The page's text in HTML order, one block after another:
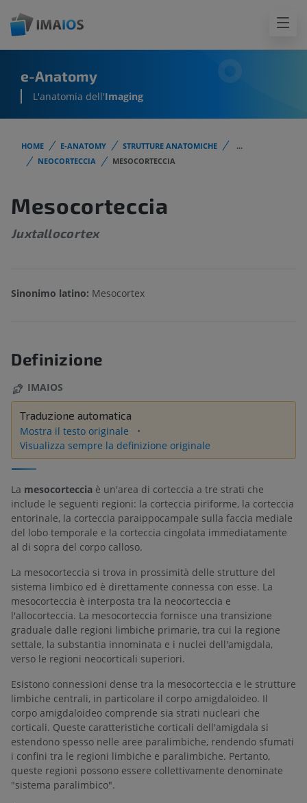
e-Anatomy
L'anatomia dell'Imaging
HOME E-ANATOMY STRUTTURE ANATOMICHE
...
NEOCORTECCIA
MESOCORTECCIA
Mesocorteccia
Juxtallocortex
Sinonimo latino: Mesocortex
Definizione
IMAIOS
Traduzione automatica
Mostra il testo originale
Visualizza sempre la definizione originale
La mesocorteccia è un'area di corteccia a tre strati che
include le seguenti regioni: la corteccia piriforme, la corteccia
entorinale, la corteccia paraippocampale sulla faccia mediale
del lobo temporale e la corteccia cingolata immediatamente
al di sopra del corpo calloso.
La mesocorteccia si trova in prossimità delle strutture del
sistema limbico ed è direttamente connessa con esse. La
mesocorteccia è interposta tra la neocorteccia e
l'allocorteccia. La mesocorteccia fornisce una transizione
graduale dalle regioni limbiche primarie, tra cui la regione
settale, la substantia innominata e i nuclei dell'amigdala,
verso le regioni neocorticali superiori.
Esistono connessioni dense tra la mesocorteccia e le strutture
limbiche centrali, in particolare il corpo amigdaloideo. Il
corpo amigdaloideo comprende sia strati nucleari che
corticali. Queste caratteristiche corticali dell'amigdala si
estendono spesso nelle aree paralimbiche, rendendo sfumati
i confini tra le regioni limbiche e paralimbiche. Pertanto,
queste regioni possono essere collettivamente denominate
"sistema paralimbico".